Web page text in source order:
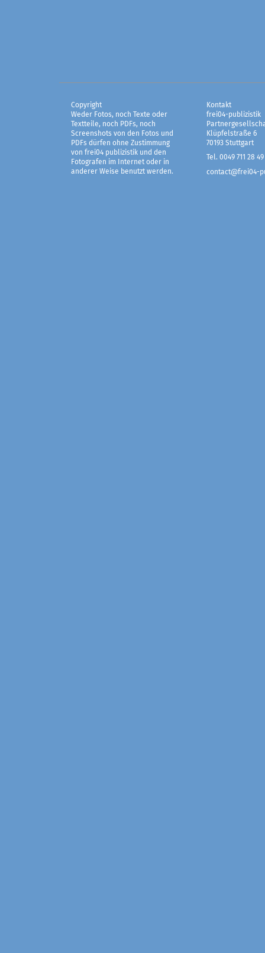
Copyright
Weder Fotos, noch Texte oder
Textteile, noch PDFs, noch
Screenshots von den Fotos und
PDFs dürfen ohne Zustimmung
von frei04 publizistik und den
Fotografen im Internet oder in
anderer Weise benutzt werden.
Kontakt
frei04-publizistik
Klüpfelstraße 6
70193 Stuttgart
Tel. 0049 711 28 49
contact@frei04-